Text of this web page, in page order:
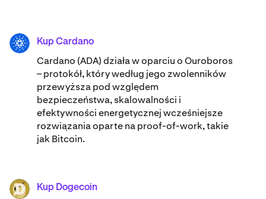
ADA Kup Cardano
Cardano (ADA) ​​działa w oparciu o Ouroboros
– protokół, który według jego zwolenników
przewyższa pod względem
bezpieczeństwa, skalowalności i
efektywności energetycznej wcześniejsze
rozwiązania oparte na proof-of-work, takie
jak Bitcoin.
DOGE Kup Dogecoin